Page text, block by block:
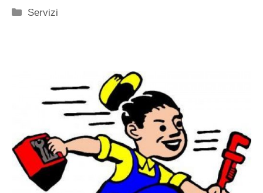
Categorie
Servizi